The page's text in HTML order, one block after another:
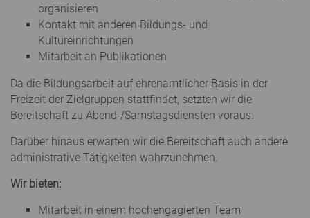
organisieren
Kontakt mit anderen Bildungs- und
Kultureinrichtungen
Mitarbeit an Publikationen
Da die Bildungsarbeit auf ehrenamtlicher Basis in der
Freizeit der Zielgruppen stattfindet, setzten wir die
Bereitschaft zu Abend-/Samstagsdiensten voraus.
Darüber hinaus erwarten wir die Bereitschaft auch andere
administrative Tätigkeiten wahrzunehmen.
Wir bieten:
Mitarbeit in einem hochengagierten Team